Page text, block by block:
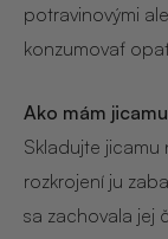
potravinovými
konzumovať
Ako mám
Skladujte jicamu
rozkrojení ju
sa zachovala jej